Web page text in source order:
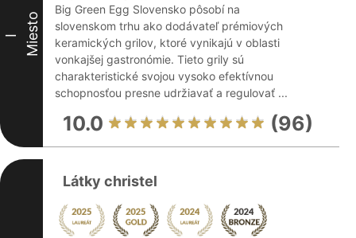
I Miesto
Big Green Egg Slovensko pôsobí na
slovenskom trhu ako dodávateľ prémiových
keramických grilov, ktoré vynikajú v oblasti
vonkajšej gastronómie. Tieto grily sú
charakteristické svojou vysoko efektívnou
schopnosťou presne udržiavať a regulovať ...
10.0 (96)
Látky christel